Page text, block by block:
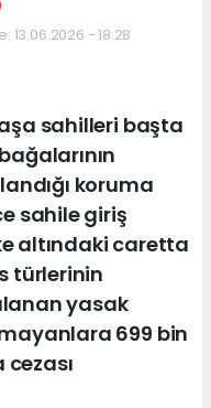
13.06.2026 - 18:28
sahilleri başta
koruma
sahile giriş
altındaki caretta
türlerinin
yasak
699 bin